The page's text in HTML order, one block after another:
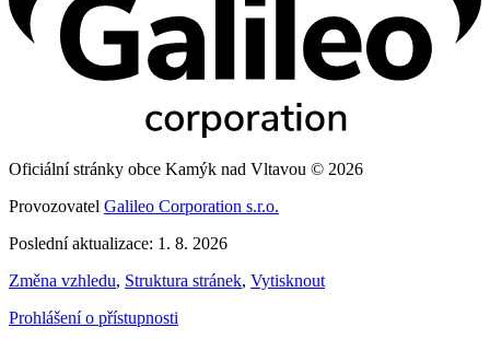
Oficiální stránky obce Kamýk nad Vltavou © 2026
Provozovatel Galileo Corporation s.r.o.
Poslední aktualizace: 1. 8. 2026
Změna vzhledu, Struktura stránek, Vytisknout
Prohlášení o přístupnosti